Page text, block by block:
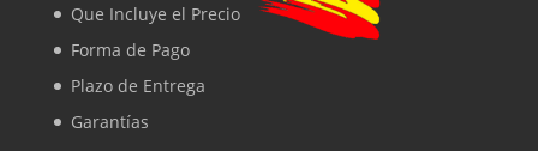
Que Incluye el Precio
Forma de Pago
Plazo de Entrega
Garantías